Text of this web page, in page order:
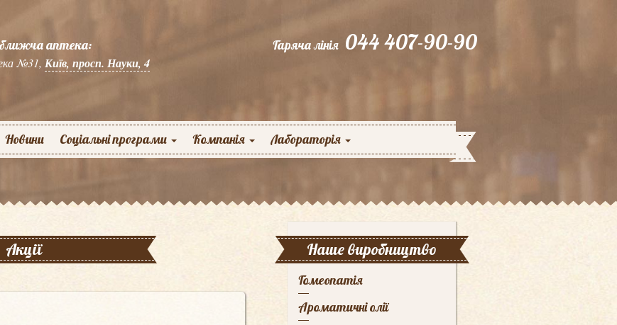
аптека:
№31, Київ, просп. Науки, 4
Гаряча лінія 044 407-90-90
Новини Соціальні програми Компанія Лабораторія
Акції Наше виробництво
Гомеопатія
Ароматичні олії